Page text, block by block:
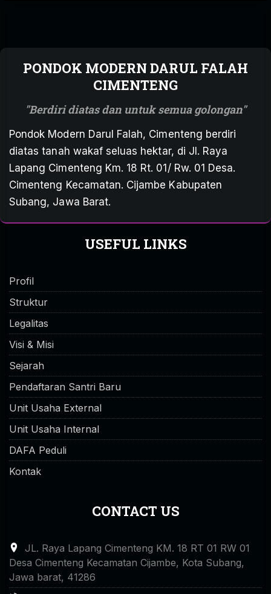
PONDOK MODERN DARUL FALAH
CIMENTENG
Berdiri diatas dan untuk semua golongan
Pondok Modern Darul Falah, Cimenteng berdiri
diatas tanah wakaf seluas hektar, di Jl. Raya
Lapang Cimenteng Km. 18 Rt. 01/ Rw. 01 Desa.
Cimenteng Kecamatan. Cijambe Kabupaten
Subang, Jawa Barat.
USEFUL LINKS
Profil
Struktur
Legalitas
Visi & Misi
Sejarah
Pendaftaran Santri Baru
Unit Usaha External
Unit Usaha Internal
DAFA Peduli
Kontak
CONTACT US
JL. Raya Lapang Cimenteng KM. 18 RT 01 RW 01
Desa Cimenteng Kecamatan Cijambe, Kota Subang,
Jawa barat, 41286